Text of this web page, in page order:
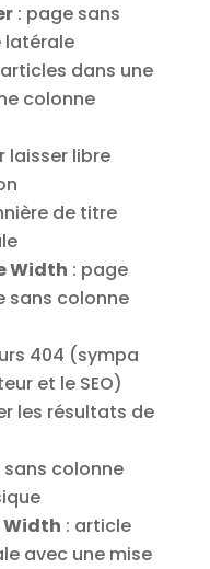
: page sans
latérale
dans une
colonne
laisser libre
de titre
Width : page
sans colonne
404 (sympa
et le SEO)
les résultats de
colonne
Width : article
avec une mise